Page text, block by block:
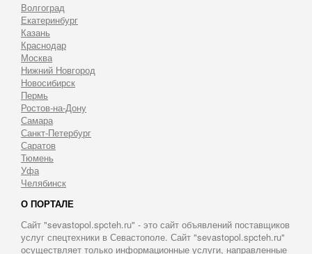
Волгоград
Екатеринбург
Казань
Краснодар
Москва
Нижний Новгород
Новосибирск
Пермь
Ростов-на-Дону
Самара
Санкт-Петербург
Саратов
Тюмень
Уфа
Челябинск
О ПОРТАЛЕ
Сайт "sevastopol.spcteh.ru" - это сайт объявлений поставщиков
услуг спецтехники в Севастополе. Сайт "sevastopol.spcteh.ru"
осуществляет только информационные услуги, направленные